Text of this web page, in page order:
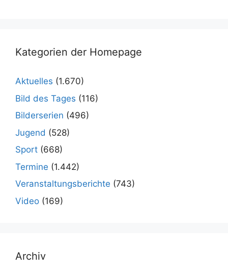
Kategorien der Homepage
Aktuelles (1.670)
Bild des Tages (116)
Bilderserien (496)
Jugend (528)
Sport (668)
Termine (1.442)
Veranstaltungsberichte (743)
Video (169)
Archiv